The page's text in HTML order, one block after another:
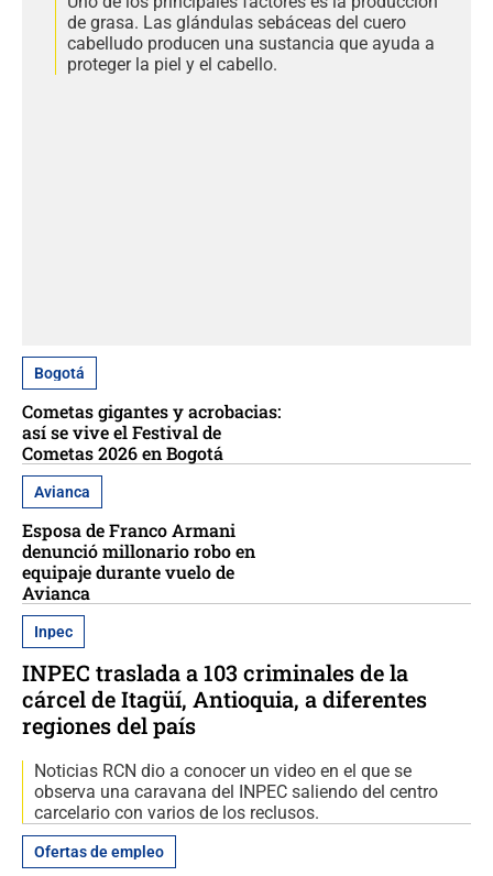
de grasa. Las glándulas sebáceas del cuero
cabelludo producen una sustancia que ayuda a
proteger la piel y el cabello.
Bogotá
Cometas gigantes y acrobacias:
así se vive el Festival de
Cometas 2026 en Bogotá
Avianca
Esposa de Franco Armani
denunció millonario robo en
equipaje durante vuelo de
Avianca
Inpec
INPEC traslada a 103 criminales de la
cárcel de Itagüí, Antioquia, a diferentes
regiones del país
Noticias RCN dio a conocer un video en el que se
observa una caravana del INPEC saliendo del centro
carcelario con varios de los reclusos.
Ofertas de empleo